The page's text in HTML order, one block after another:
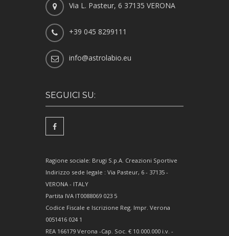
Via L. Pasteur, 6 37135 VERONA
+39 045 8299111
info@astrolabio.eu
SEGUICI SU:
Ragione sociale: Brugi S.p.A. Creazioni Sportive
Indirizzo sede legale : Via Pasteur, 6 - 37135 -
VERONA - ITALY
Partita IVA IT0088069 023 5
Codice Fiscale e Iscrizione Reg. Impr. Verona
0051416 024 1
REA 166179 Verona -Cap. Soc. € 10.000.000 i.v. -